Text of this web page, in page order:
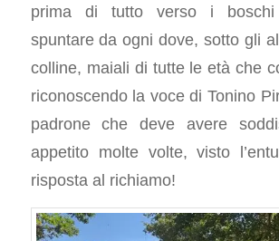
prima di tutto verso i
spuntare da ogni dove, sotto gli
colline, maiali di tutte le età che
riconoscendo la voce di Tonino
padrone che deve avere
appetito molte volte, visto
risposta al richiamo!